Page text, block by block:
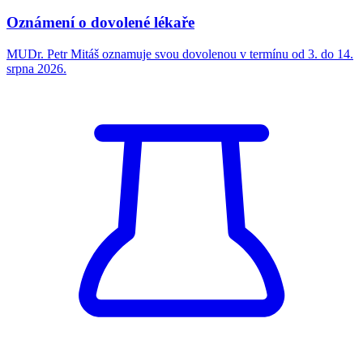
Oznámení o dovolené lékaře
MUDr. Petr Mitáš oznamuje svou dovolenou v termínu od 3. do 14.
srpna 2026.